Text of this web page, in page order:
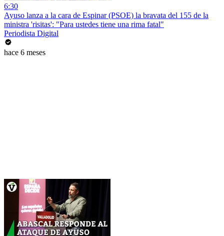
6:30
Ayuso lanza a la cara de Espinar (PSOE) la bravata del 155 de la
ministra 'risitas': "Para ustedes tiene una rima fatal"
Periodista Digital
hace 6 meses